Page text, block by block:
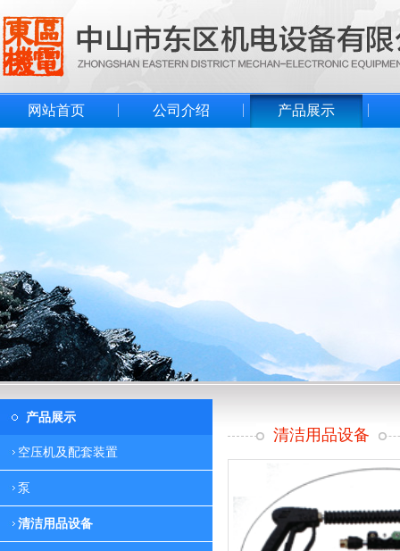
网站首页 公司介绍 产品展示
产品展示
空压机及配套装置
泵
清洁用品设备
清洁用品设备